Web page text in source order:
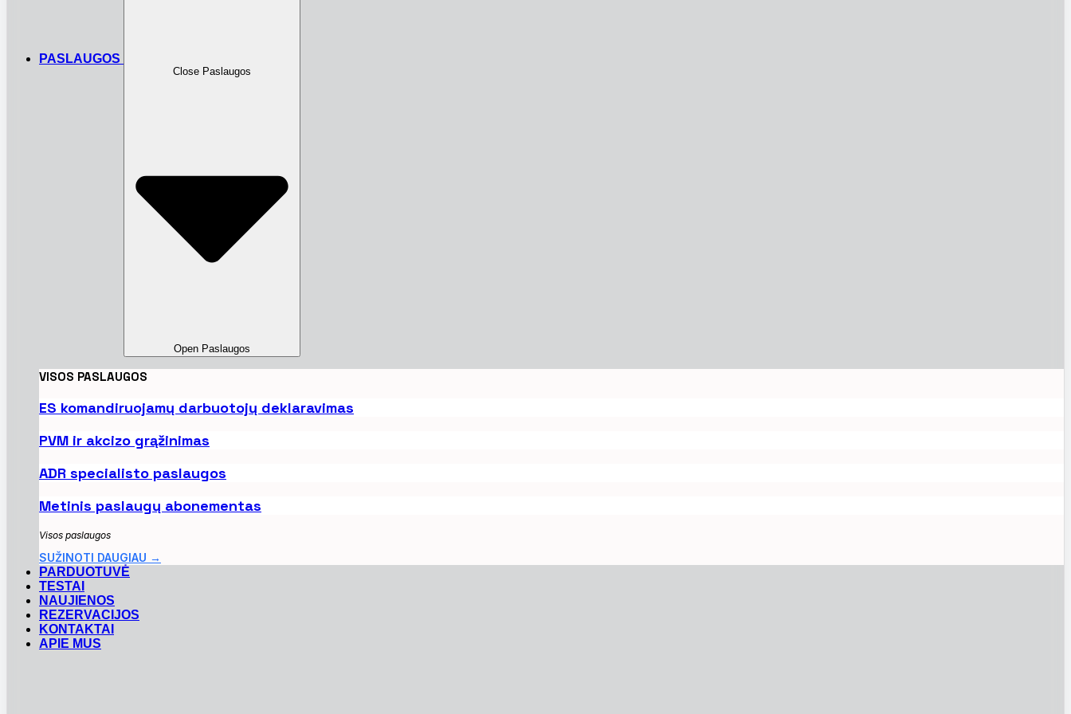
PASLAUGOS
Close Paslaugos
Open Paslaugos
VISOS PASLAUGOS
ES komandiruojamų darbuotojų deklaravimas
PVM ir akcizo grąžinimas
ADR specialisto paslaugos
Metinis paslaugų abonementas
Visos paslaugos
SUŽINOTI DAUGIAU →
PARDUOTUVĖ
TESTAI
NAUJIENOS
REZERVACIJOS
KONTAKTAI
APIE MUS